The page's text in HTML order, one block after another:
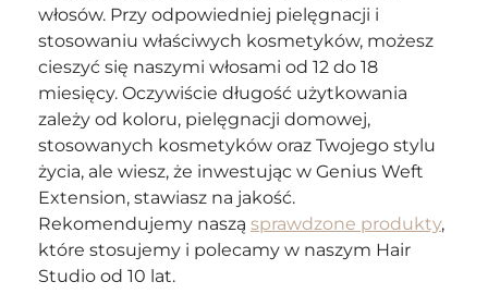
włosów. Przy odpowiedniej pielęgnacji i
stosowaniu właściwych kosmetyków, możesz
cieszyć się naszymi włosami od 12 do 18
miesięcy. Oczywiście długość użytkowania
zależy od koloru, pielęgnacji domowej,
stosowanych kosmetyków oraz Twojego stylu
życia, ale wiesz, że inwestując w Genius Weft
Extension, stawiasz na jakość.
Rekomendujemy naszą sprawdzone produkty,
które stosujemy i polecamy w naszym Hair
Studio od 10 lat.